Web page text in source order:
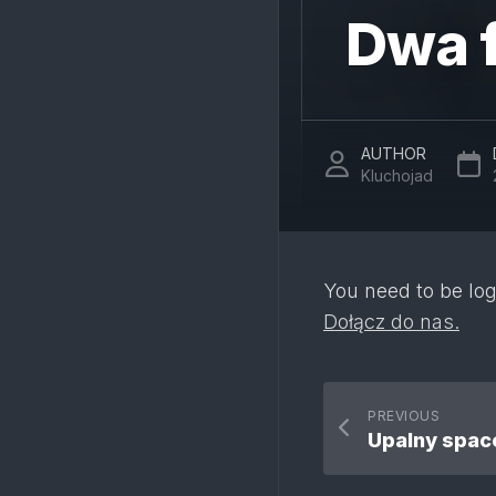
Dwa
AUTHOR
Kluchojad
You need to be
Dołącz do nas.
PREVIOUS
Upalny